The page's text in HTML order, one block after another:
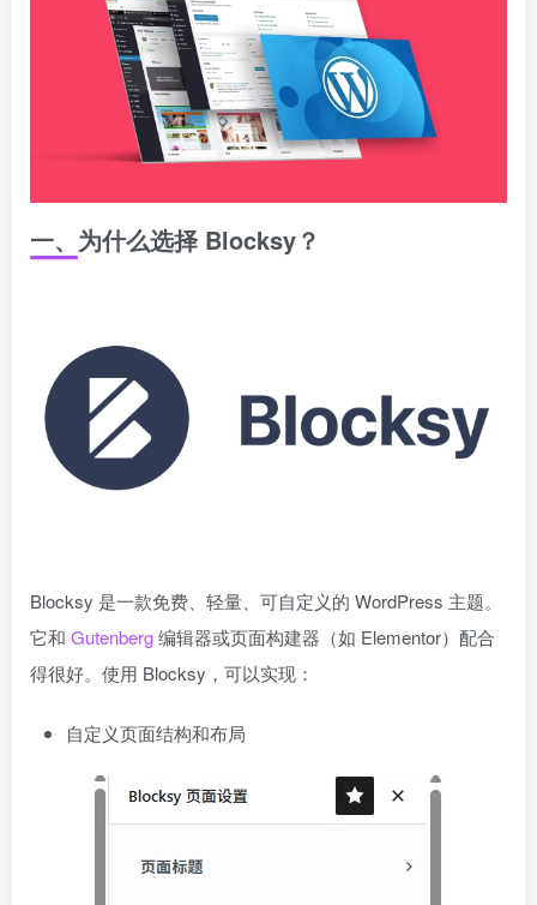
一、为什么选择 Blocksy？
Blocksy 是一款免费、轻量、可自定义的 WordPress 主题。
它和 Gutenberg编辑器或页面构建器（如 Elementor）配合
得很好。使用 Blocksy，可以实现：
自定义页面结构和布局